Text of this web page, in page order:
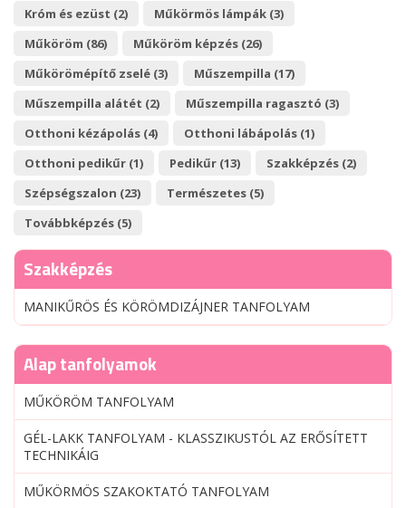
Króm és ezüst (2)
Műkörmös lámpák (3)
Műköröm (86)
Műköröm képzés (26)
Műkörömépítő zselé (3)
Műszempilla (17)
Műszempilla alátét (2)
Műszempilla ragasztó (3)
Otthoni kézápolás (4)
Otthoni lábápolás (1)
Otthoni pedikűr (1)
Pedikűr (13)
Szakképzés (2)
Szépségszalon (23)
Természetes (5)
Továbbképzés (5)
Szakképzés
MANIKŰRÖS ÉS KÖRÖMDIZÁJNER TANFOLYAM
Alap tanfolyamok
MŰKÖRÖM TANFOLYAM
GÉL-LAKK TANFOLYAM - KLASSZIKUSTÓL AZ ERŐSÍTETT
TECHNIKÁIG
MŰKÖRMÖS SZAKOKTATÓ TANFOLYAM